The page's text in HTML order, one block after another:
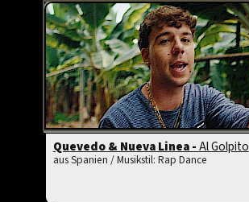
Quevedo & Nueva Linea -Al Golpito
aus Spanien / Musikstil: Rap Dance